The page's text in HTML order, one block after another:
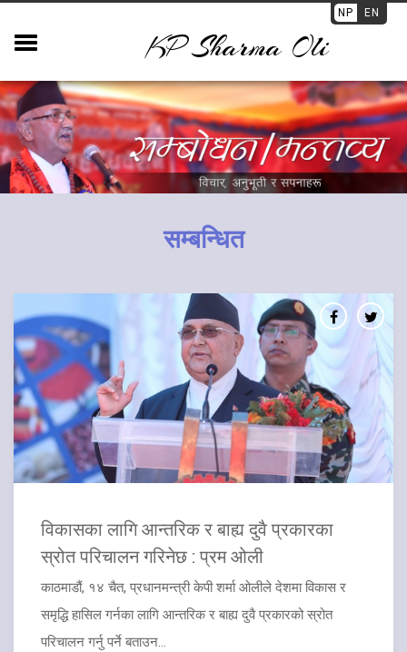
NP EN
KP Sharma Oli
सम्बन्धित
विकासका लागि आन्तरिक र बाह्य दुवै प्रकारका
स्रोत परिचालन गरिनेछ : प्रम ओली
काठमाडौं, १४ चैत, प्रधानमन्त्री केपी शर्मा ओलीले देशमा विकास र
समृद्धि हासिल गर्नका लागि आन्तरिक र बाह्य दुवै प्रकारको स्रोत
परिचालन गर्नु पर्ने बताउन...